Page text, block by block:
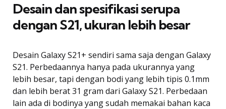
Desain dan spesifikasi serupa
dengan S21, ukuran lebih besar
Desain Galaxy S21+ sendiri sama saja dengan Galaxy
S21. Perbedaannya hanya pada ukurannya yang
lebih besar, tapi dengan bodi yang lebih tipis 0.1mm
dan lebih berat 31 gram dari Galaxy S21. Perbedaan
lain ada di bodinya yang sudah memakai bahan kaca